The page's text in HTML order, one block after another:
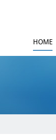
HOME